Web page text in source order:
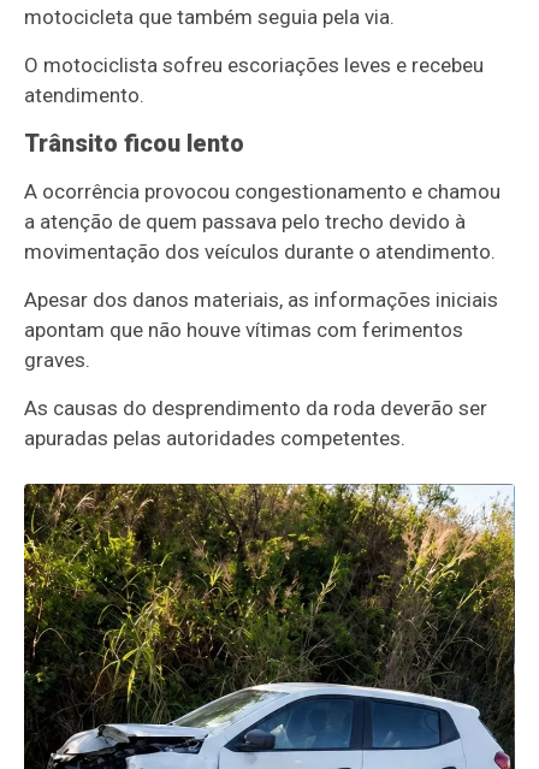
motocicleta que também seguia pela via.
O motociclista sofreu escoriações leves e recebeu
atendimento.
Trânsito ficou lento
A ocorrência provocou congestionamento e chamou
a atenção de quem passava pelo trecho devido à
movimentação dos veículos durante o atendimento.
Apesar dos danos materiais, as informações iniciais
apontam que não houve vítimas com ferimentos
graves.
As causas do desprendimento da roda deverão ser
apuradas pelas autoridades competentes.